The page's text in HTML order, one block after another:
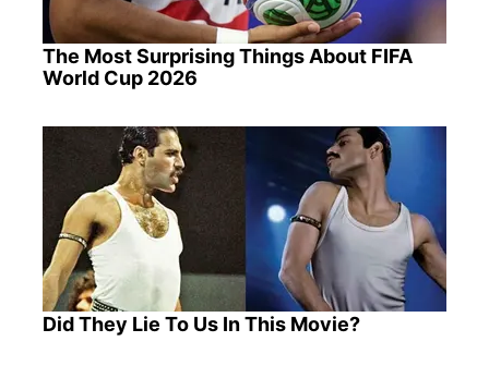
The Most Surprising Things About FIFA
World Cup 2026
Did They Lie To Us In This Movie?